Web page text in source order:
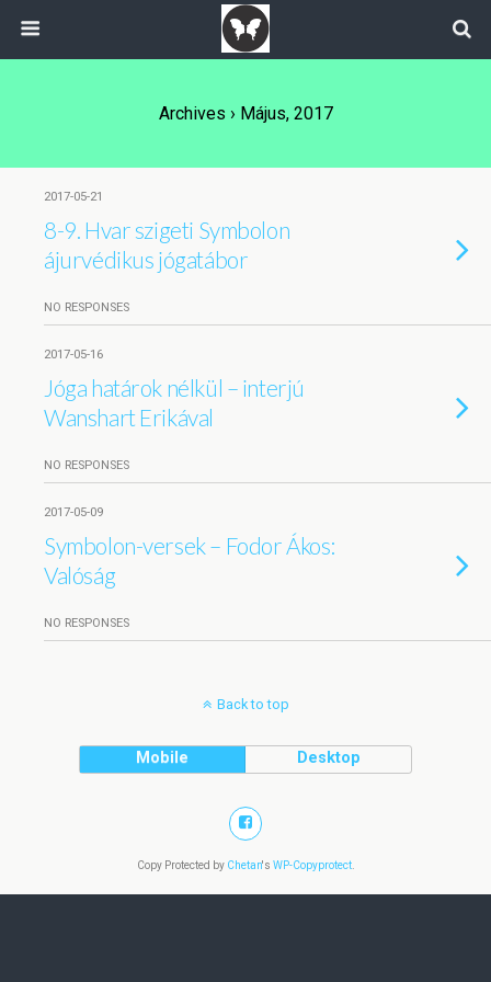
Archives › Május, 2017
2017-05-21
8-9. Hvar szigeti Symbolon
ájurvédikus jógatábor
NO RESPONSES
2017-05-16
Jóga határok nélkül – interjú
Wanshart Erikával
NO RESPONSES
2017-05-09
Symbolon-versek – Fodor Ákos:
Valóság
NO RESPONSES
Back to top
Mobile Desktop
Copy Protected by Chetan's WP-Copyprotect.